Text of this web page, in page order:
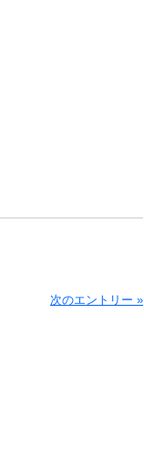
次のエントリー »